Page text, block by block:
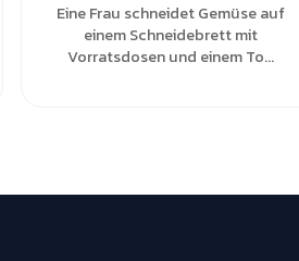
Eine Frau schneidet Gemüse auf
einem Schneidebrett mit
Vorratsdosen und einem To...